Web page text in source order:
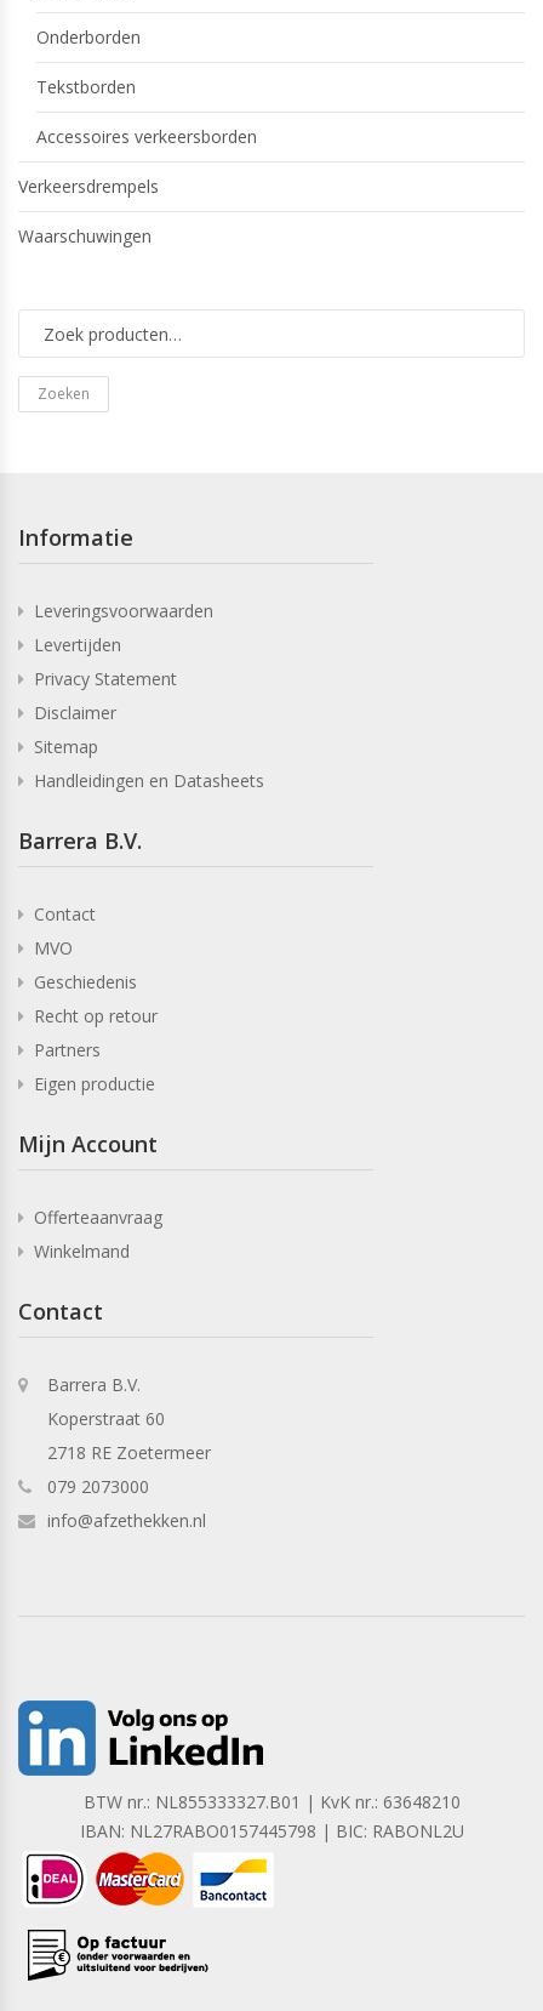
Onderborden
Tekstborden
Accessoires verkeersborden
Verkeersdrempels
Waarschuwingen
Zoeken
Informatie
Leveringsvoorwaarden
Levertijden
Privacy Statement
Disclaimer
Sitemap
Handleidingen en Datasheets
Barrera B.V.
Contact
MVO
Geschiedenis
Recht op retour
Partners
Eigen productie
Mijn Account
Offerteaanvraag
Winkelmand
Contact
Barrera B.V.
Koperstraat 60
2718 RE Zoetermeer
079 2073000
info@afzethekken.nl
BTW nr.: NL855333327.B01 | KvK nr.: 63648210
IBAN: NL27RABO0157445798 | BIC: RABONL2U